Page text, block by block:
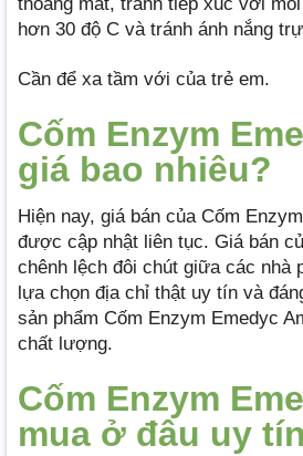
hơn 30 độ C và tránh ánh nắng
Cần để xa tầm với của trẻ em.
Cốm Enzym
giá bao nhiêu?
Hiện nay, giá bán của Cốm
được cập nhật liên tục. Giá bán
chênh lệch đôi chút giữa các nhà
lựa chọn địa chỉ thật uy tín và
sản phẩm Cốm Enzym Emedyc
chất lượng.
Cốm Enzym
mua ở đâu uy